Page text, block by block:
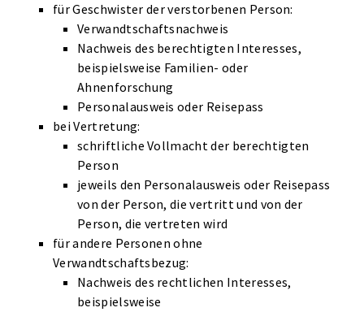
für Geschwister der verstorbenen Person:
Verwandtschaftsnachweis
Nachweis des berechtigten Interesses,
beispielsweise Familien- oder
Ahnenforschung
Personalausweis oder Reisepass
bei Vertretung:
schriftliche Vollmacht der berechtigten
Person
jeweils den Personalausweis oder Reisepass
von der Person, die vertritt und von der
Person, die vertreten wird
für andere Personen ohne
Verwandtschaftsbezug:
Nachweis des rechtlichen Interesses,
beispielsweise